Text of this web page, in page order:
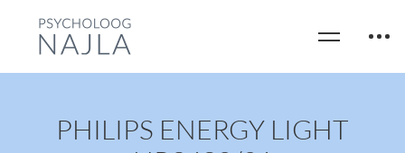
PHILIPS ENERGY LIGHT